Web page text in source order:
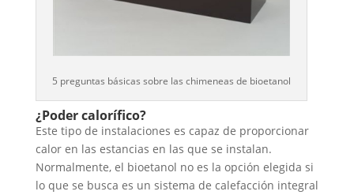
5 preguntas básicas sobre las chimeneas de bioetanol
¿Poder calorífico?
Este tipo de instalaciones es capaz de proporcionar
calor en las estancias en las que se instalan.
Normalmente, el bioetanol no es la opción elegida si
lo que se busca es un sistema de calefacción integral